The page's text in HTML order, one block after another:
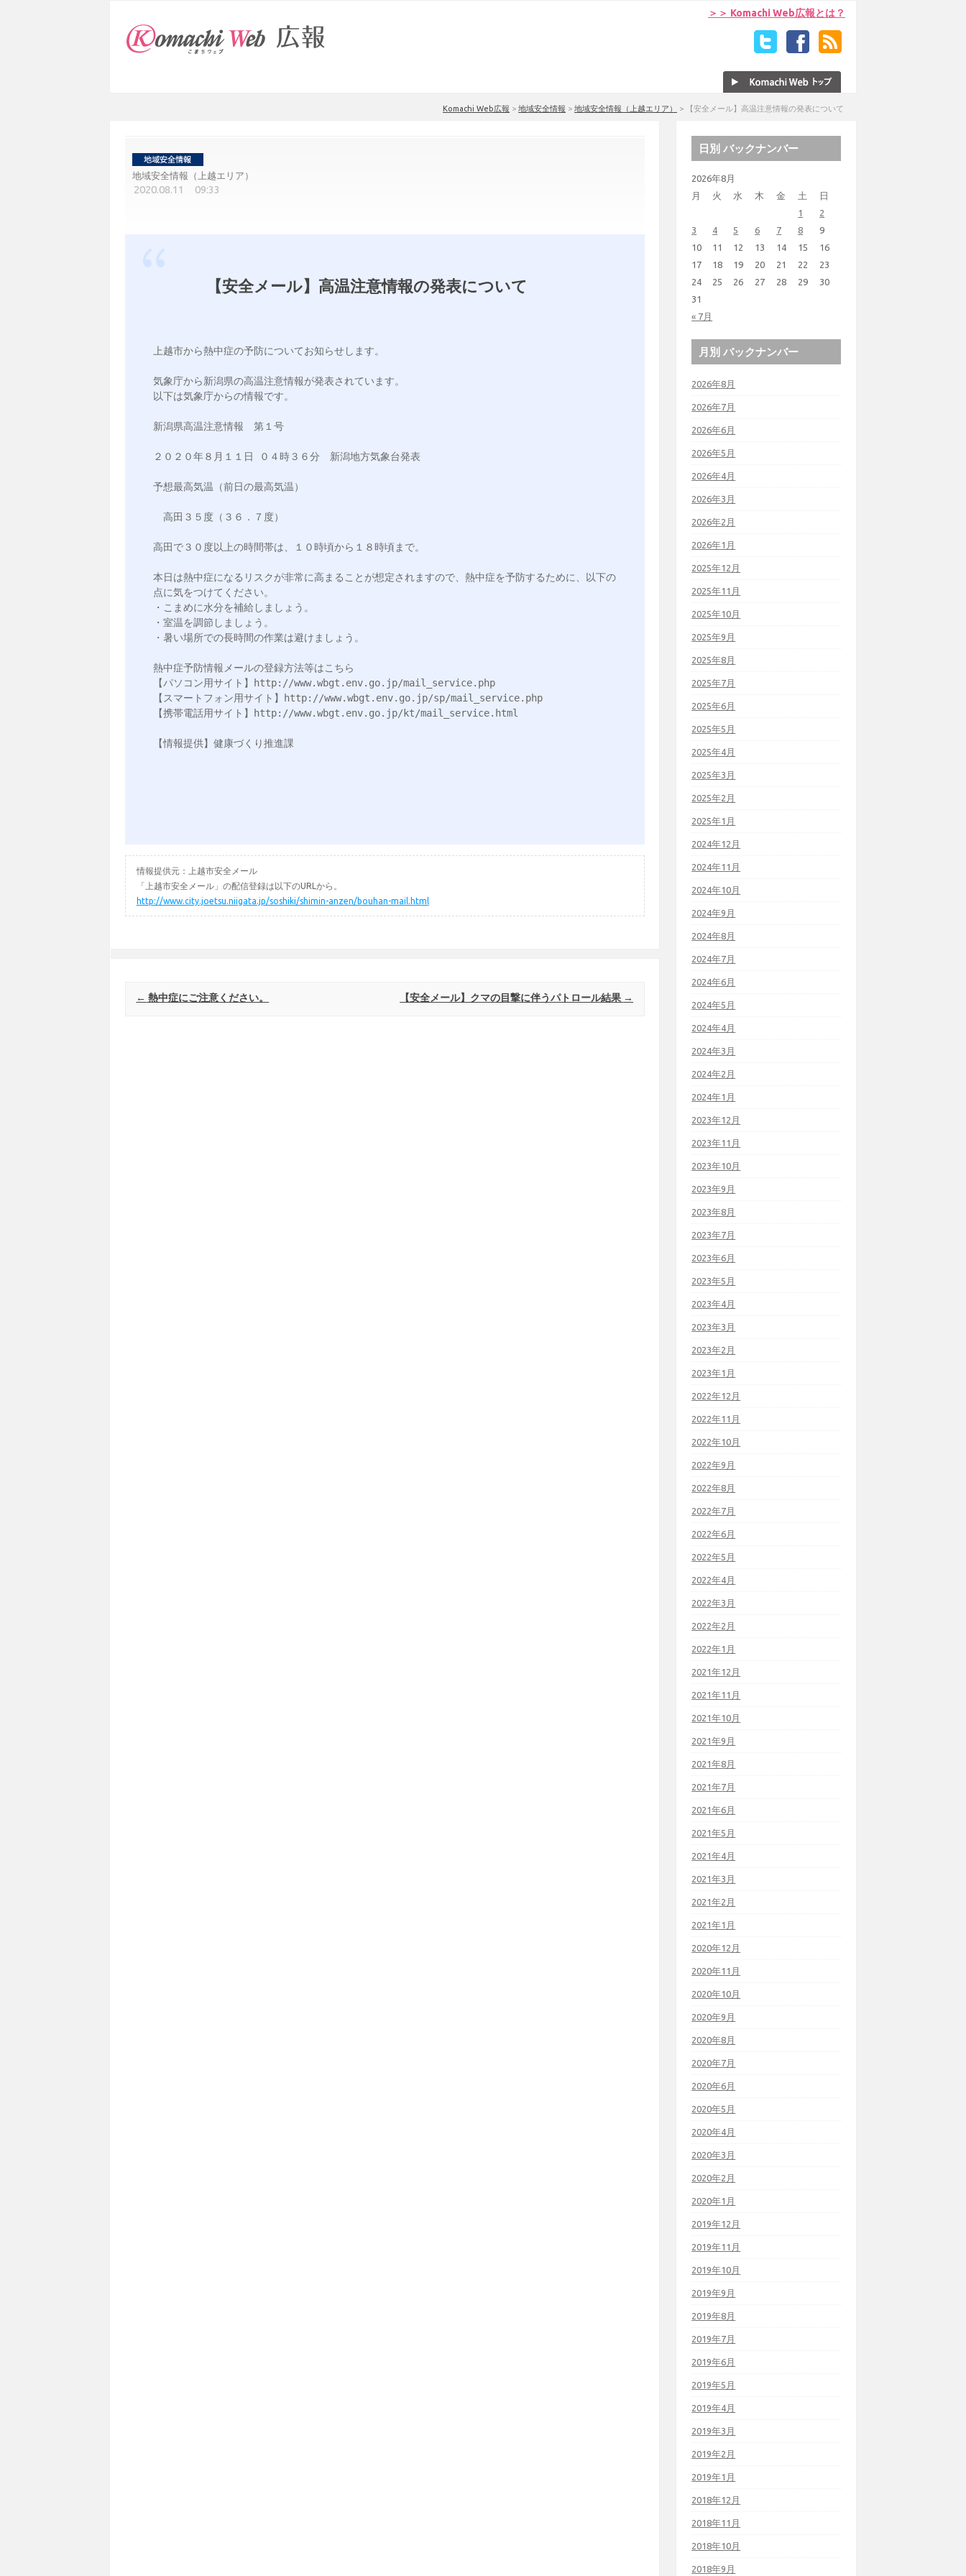
＞＞ Komachi Web広報とは？
Komachi Web広報 > 地域安全情報 > 地域安全情報（上越エリア） > 【安全メール】高温注意情報の発表について
地域安全情報（上越エリア）
2020.08.11 09:33
【安全メール】高温注意情報の発表について
上越市から熱中症の予防についてお知らせします。
気象庁から新潟県の高温注意情報が発表されています。
以下は気象庁からの情報です。
新潟県高温注意情報　第１号
２０２０年８月１１日 ０４時３６分　新潟地方気象台発表
予想最高気温（前日の最高気温）
高田３５度（３６．７度）
高田で３０度以上の時間帯は、１０時頃から１８時頃まで。
本日は熱中症になるリスクが非常に高まることが想定されますので、熱中症を予防するために、以下の
点に気をつけてください。
・こまめに水分を補給しましょう。
・室温を調節しましょう。
・暑い場所での長時間の作業は避けましょう。
熱中症予防情報メールの登録方法等はこちら
【パソコン用サイト】http://www.wbgt.env.go.jp/mail_service.php
【スマートフォン用サイト】http://www.wbgt.env.go.jp/sp/mail_service.php
【携帯電話用サイト】http://www.wbgt.env.go.jp/kt/mail_service.html
【情報提供】健康づくり推進課
情報提供元：上越市安全メール
「上越市安全メール」の配信登録は以下のURLから。
http://www.city.joetsu.niigata.jp/soshiki/shimin-anzen/bouhan-mail.html
Post navigation
← 熱中症にご注意ください。 【安全メール】クマの目撃に伴うパトロール結果 →
日別 バックナンバー
2026年8月
月
火 水 木 金 土 日
« 7月
1
2
3
4 5 6 7 8
9
10
11 12 13 14 15
16
17
18 19 20 21 22
23
24
25 26 27 28 29
30
31
月別 バックナンバー
2026年8月
2026年7月
2026年6月
2026年5月
2026年4月
2026年3月
2026年2月
2026年1月
2025年12月
2025年11月
2025年10月
2025年9月
2025年8月
2025年7月
2025年6月
2025年5月
2025年4月
2025年3月
2025年2月
2025年1月
2024年12月
2024年11月
2024年10月
2024年9月
2024年8月
2024年7月
2024年6月
2024年5月
2024年4月
2024年3月
2024年2月
2024年1月
2023年12月
2023年11月
2023年10月
2023年9月
2023年8月
2023年7月
2023年6月
2023年5月
2023年4月
2023年3月
2023年2月
2023年1月
2022年12月
2022年11月
2022年10月
2022年9月
2022年8月
2022年7月
2022年6月
2022年5月
2022年4月
2022年3月
2022年2月
2022年1月
2021年12月
2021年11月
2021年10月
2021年9月
2021年8月
2021年7月
2021年6月
2021年5月
2021年4月
2021年3月
2021年2月
2021年1月
2020年12月
2020年11月
2020年10月
2020年9月
2020年8月
2020年7月
2020年6月
2020年5月
2020年4月
2020年3月
2020年2月
2020年1月
2019年12月
2019年11月
2019年10月
2019年9月
2019年8月
2019年7月
2019年6月
2019年5月
2019年4月
2019年3月
2019年2月
2019年1月
2018年12月
2018年11月
2018年10月
2018年9月